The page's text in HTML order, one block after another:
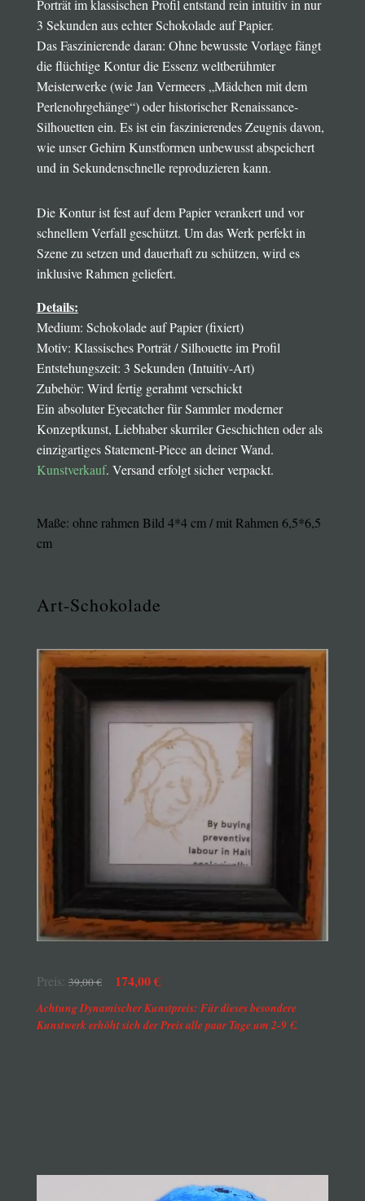
Porträt im klassischen Profil entstand rein intuitiv in nur
3 Sekunden aus echter Schokolade auf Papier.
Das Faszinierende daran: Ohne bewusste Vorlage fängt
die flüchtige Kontur die Essenz weltberühmter
Meisterwerke (wie Jan Vermeers „Mädchen mit dem
Perlenohrgehänge“) oder historischer Renaissance-
Silhouetten ein. Es ist ein faszinierendes Zeugnis davon,
wie unser Gehirn Kunstformen unbewusst abspeichert
und in Sekundenschnelle reproduzieren kann.
Die Kontur ist fest auf dem Papier verankert und vor
schnellem Verfall geschützt. Um das Werk perfekt in
Szene zu setzen und dauerhaft zu schützen, wird es
inklusive Rahmen geliefert.
Details:
Medium: Schokolade auf Papier (fixiert)
Motiv: Klassisches Porträt / Silhouette im Profil
Entstehungszeit: 3 Sekunden (Intuitiv-Art)
Zubehör: Wird fertig gerahmt verschickt
Ein absoluter Eyecatcher für Sammler moderner
Konzeptkunst, Liebhaber skurriler Geschichten oder als
einzigartiges Statement-Piece an deiner Wand.
Kunstverkauf. Versand erfolgt sicher verpackt.
Maße: ohne rahmen Bild 4*4 cm / mit Rahmen 6,5*6,5
cm
Art-Schokolade
Preis: 39,00 € 174,00 €
Achtung Dynamischer Kunstpreis: Für dieses besondere
Kunstwerk erhöht sich der Preis alle paar Tage um 2-9 €.